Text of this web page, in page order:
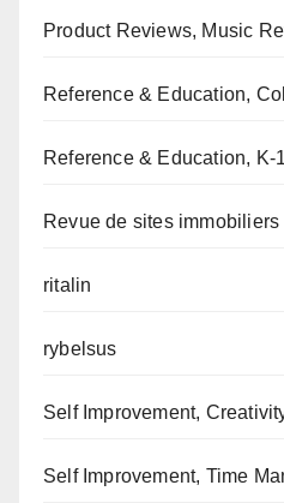
Product Reviews, Music
Reference & Education,
Reference & Education, K-
Revue de sites immobiliers
ritalin
rybelsus
Self Improvement,
Self Improvement, Time